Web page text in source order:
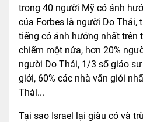
trong 40 người Mỹ có ảnh
của Forbes là người Do Thái,
tiếng có ảnh hưởng nhất trên
chiếm một nửa, hơn 20%
người Do Thái, 1/3 số giáo
giới, 60% các nhà văn giỏi
Thái...
Tại sao Israel lại giàu có và